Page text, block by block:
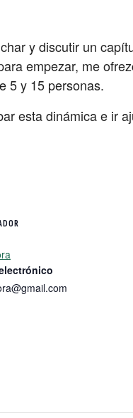
y discutir un
empezar, me
5 y 15 personas.
esta dinámica e ir